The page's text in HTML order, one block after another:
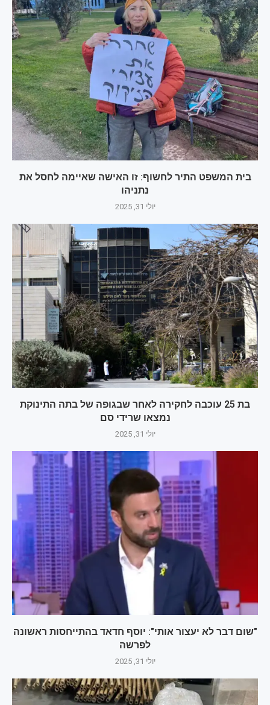
בית המשפט התיר לחשוף: זו האישה שאיימה לחסל את
נתניהו
יולי 31, 2025
בת 25 עוכבה לחקירה לאחר שבגופה של בתה התינוקת
נמצאו שרידי סם
יולי 31, 2025
"שום דבר לא יעצור אותי": יוסף חדאד בהתייחסות ראשונה
לפרשה
יולי 31, 2025